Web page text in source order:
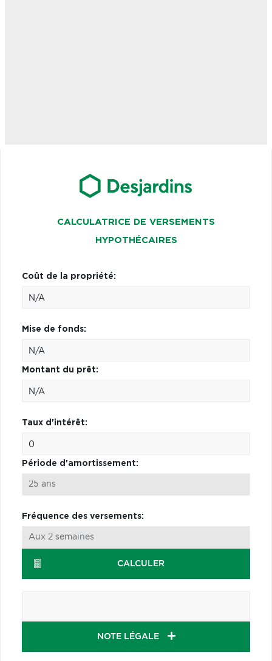
CALCULATRICE DE VERSEMENTS
HYPOTHÉCAIRES
Coût de la propriété:
Mise de fonds:
Montant du prêt:
Taux d'intérêt:
Période d'amortissement:
Fréquence des versements:
CALCULER
NOTE LÉGALE